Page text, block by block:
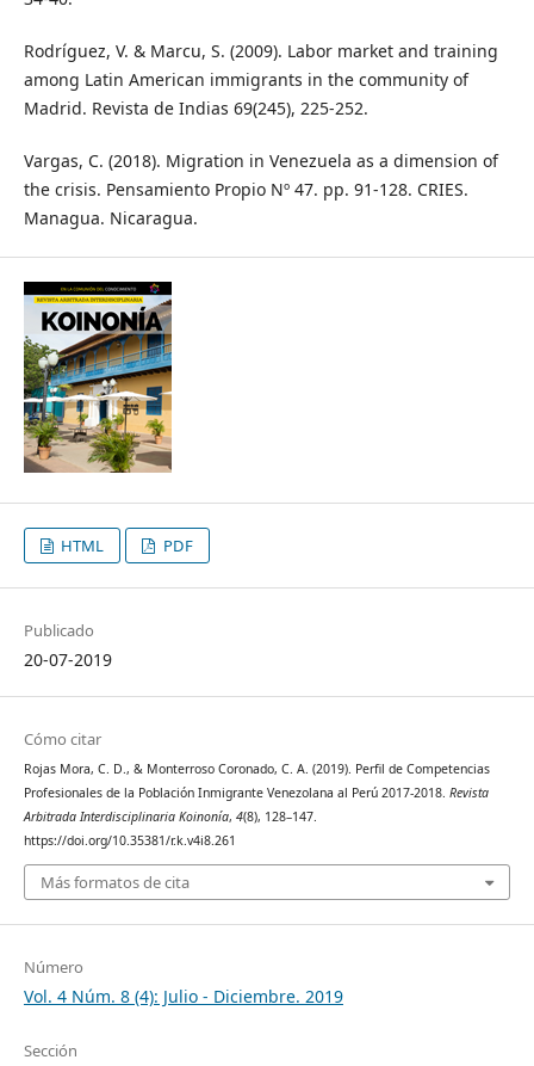
Rodríguez, V. & Marcu, S. (2009). Labor market and training
among Latin American immigrants in the community of
Madrid. Revista de Indias 69(245), 225-252.
Vargas, C. (2018). Migration in Venezuela as a dimension of
the crisis. Pensamiento Propio Nº 47. pp. 91-128. CRIES.
Managua. Nicaragua.
HTML PDF
Publicado
20-07-2019
Cómo citar
Rojas Mora, C. D., & Monterroso Coronado, C. A. (2019). Perfil de Competencias
Profesionales de la Población Inmigrante Venezolana al Perú 2017-2018. Revista
Arbitrada Interdisciplinaria Koinonía, 4(8), 128–147.
https://doi.org/10.35381/r.k.v4i8.261
Más formatos de cita
Número
Vol. 4 Núm. 8 (4): Julio - Diciembre. 2019
Sección